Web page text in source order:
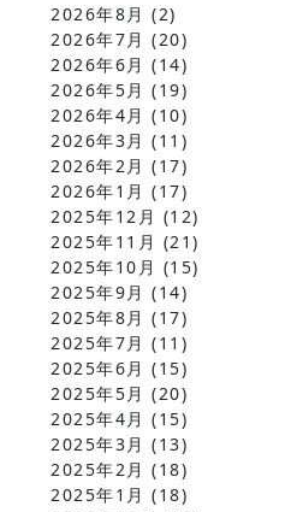
2026年8月 (2)
2026年7月 (20)
2026年6月 (14)
2026年5月 (19)
2026年4月 (10)
2026年3月 (11)
2026年2月 (17)
2026年1月 (17)
2025年12月 (12)
2025年11月 (21)
2025年10月 (15)
2025年9月 (14)
2025年8月 (17)
2025年7月 (11)
2025年6月 (15)
2025年5月 (20)
2025年4月 (15)
2025年3月 (13)
2025年2月 (18)
2025年1月 (18)